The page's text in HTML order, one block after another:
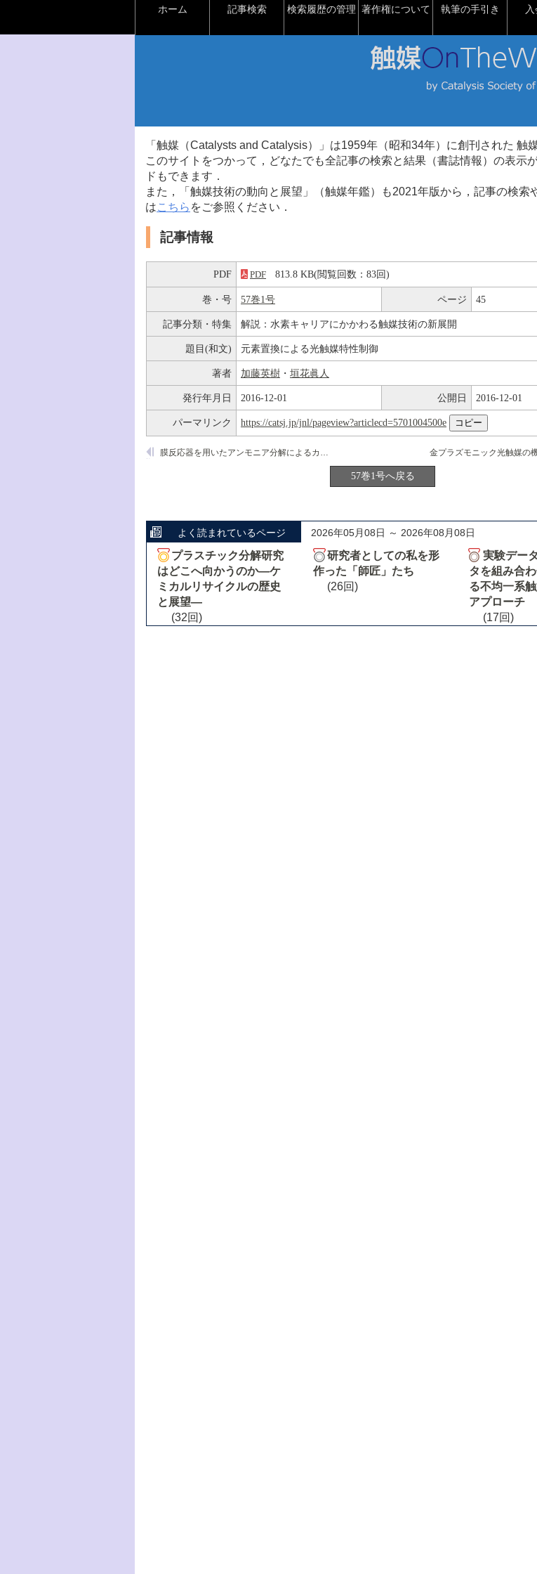
ホーム 記事検索 検索履歴の管理 著作権について 執筆の手引き
「触媒（Catalysts and Catalysis）」は1959年（昭和34年）に創刊された 触
このサイトをつかって，どなたでも全記事の検索と結果（書誌情報）の表示
ドもできます．
また，「触媒技術の動向と展望」（触媒年鑑）も2021年版から，記事の検索
はこちら をご参照ください．
記事情報
PDF PDF 813.8 KB(閲覧回数：83回)
巻・号 57巻1号 ページ 45
記事分類・特集 解説：水素キャリアにかかわる触媒技術の新展開
題目(和文) 元素置換による光触媒特性制御
著者 加藤英樹 ・ 垣花眞人
発行年月日 2016-12-01 公開日 2016-12-01
パーマリンク https://catsj.jp/jnl/pageview?articlecd=5701004500e
膜反応器を用いたアンモニア分解によるカーボンフリー水素生成とCO メタン化との複合化
57巻1号へ戻る
よく読まれているページ 2026年05月08日 ～ 2026年08月08日
プラスチック分解研究
はどこへ向かうのか―ケ
ミカルリサイクルの歴史
と展望―
(32回)
研究者としての私を形
作った「師匠」たち
(26回)
実験デー
タを組み合
る不均一系
アプローチ
(17回)